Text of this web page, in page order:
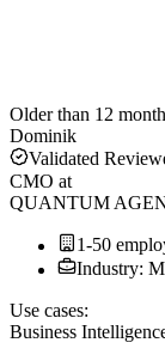
Older than 12
Dominik
Validated
CMO at
QUANTUM
1-50
Industry:
Use cases:
Business